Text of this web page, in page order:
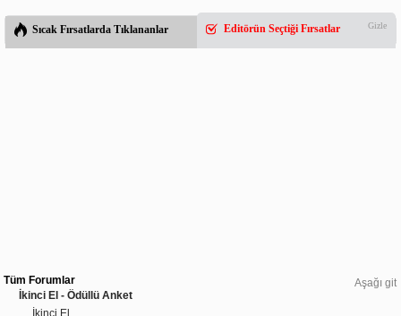
Sıcak Fırsatlarda Tıklananlar Editörün Seçtiği Fırsatlar Gizle
Aşağı git
Tüm Forumlar
İkinci El - Ödüllü Anket
İkinci El